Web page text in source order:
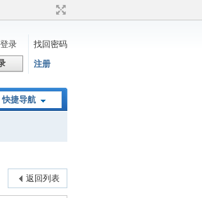
录
找回密码
注册
快捷导航
返回列表